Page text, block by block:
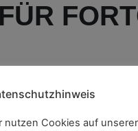
nutzen Cookies auf